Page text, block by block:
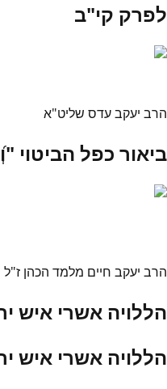
לפרק קי"ב
הרב יעקב עדס שליט"א
ביאור כפל הביטוי
הרב יעקב חיים מלמד הכהן ז"ל
הללויה אשרי איש
הללויה אשרי איש